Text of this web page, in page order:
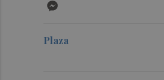
Plaza